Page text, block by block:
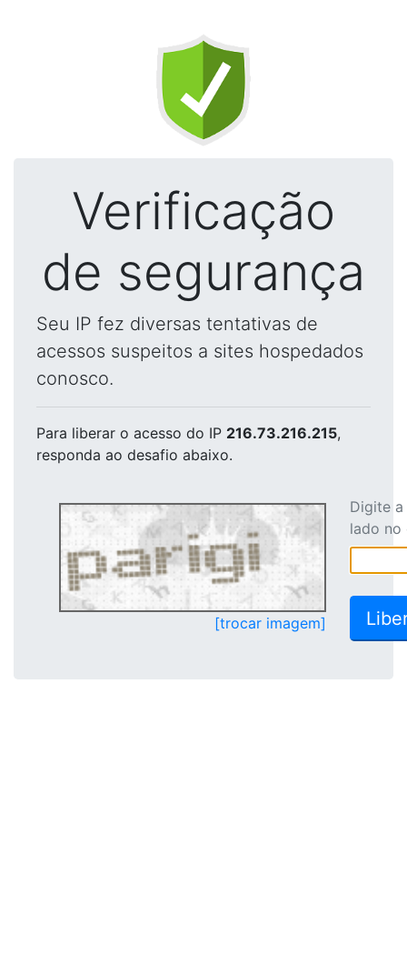
Verificação
de segurança
Seu IP fez diversas tentativas de
acessos suspeitos a sites hospedados
conosco.
Para liberar o acesso do IP 216.73.216.215,
responda ao desafio abaixo.
[trocar imagem]
Digite
lado no